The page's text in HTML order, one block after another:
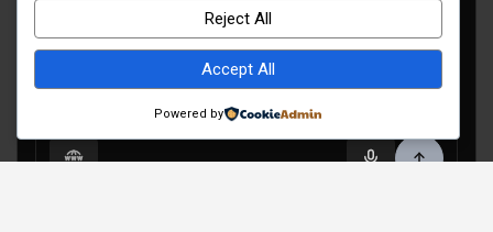
Choix d'outillage et de matériaux
Reject All
Accept All
Powered by